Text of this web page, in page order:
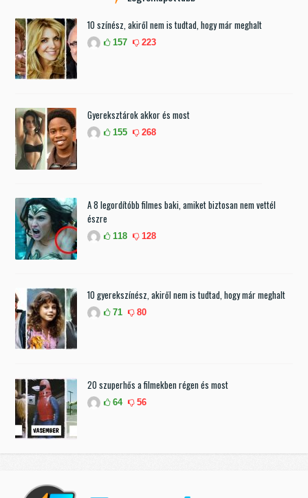
10 színész, akiről nem is tudtad, hogy már meghalt
157 223
Gyereksztárok akkor és most
155 268
A 8 legordítóbb filmes baki, amiket biztosan nem vettél
észre
118 128
10 gyerekszínész, akiről nem is tudtad, hogy már meghalt
71 80
20 szuperhős a filmekben régen és most
64 56